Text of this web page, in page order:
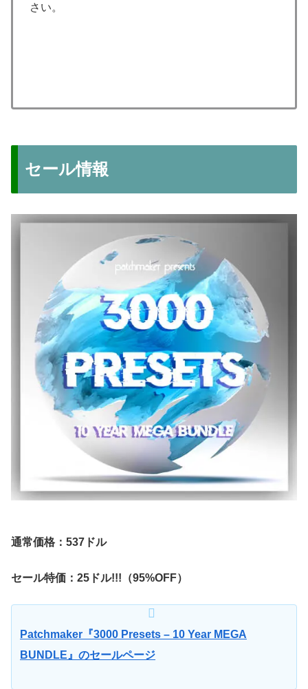
さい。
セール情報
通常価格：537ドル
セール特価：25ドル!!!（95%OFF）
Patchmaker『3000 Presets – 10 Year MEGA
BUNDLE』のセールページ